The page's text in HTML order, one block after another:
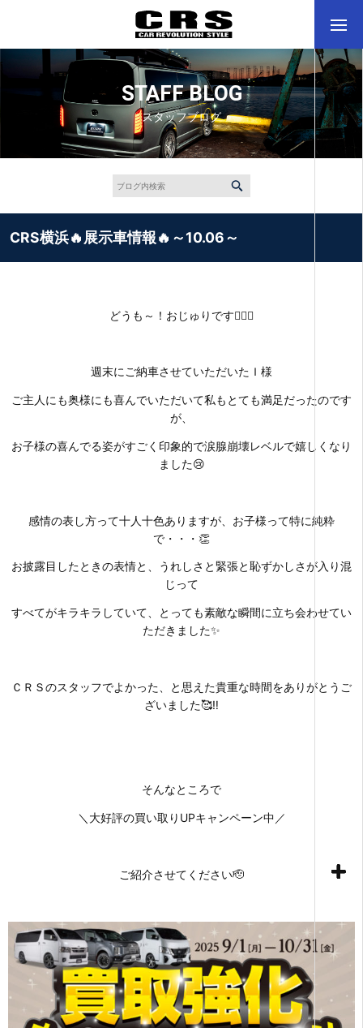
STAFF BLOG
スタッフブログ
CRS横浜🔥展示車情報🔥～10.06～
どうも～！おじゅりです🙋🏻‍♀️
週末にご納車させていただいたＩ様
ご主人にも奥様にも喜んでいただいて私もとても満足だったのです
が、
お子様の喜んでる姿がすごく印象的で涙腺崩壊レベルで嬉しくなり
ました😢
感情の表し方って十人十色ありますが、お子様って特に純粋
で・・・👏
お披露目したときの表情と、うれしさと緊張と恥ずかしさが入り混
じって
すべてがキラキラしていて、とっても素敵な瞬間に立ち会わせてい
ただきました✨
ＣＲＳのスタッフでよかった、と思えた貴重な時間をありがとうご
ざいました🥰‼
そんなところで
＼大好評の買い取りUPキャンペーン中／
ご紹介させてください🫡